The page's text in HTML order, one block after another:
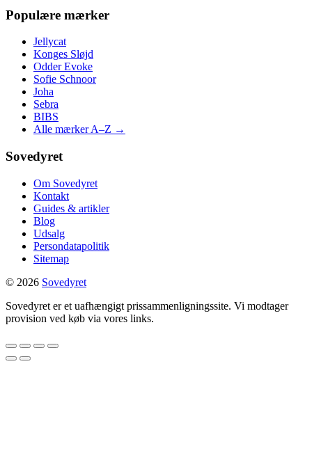
Populære mærker
Jellycat
Konges Sløjd
Odder Evoke
Sofie Schnoor
Joha
Sebra
BIBS
Alle mærker A–Z →
Sovedyret
Om Sovedyret
Kontakt
Guides & artikler
Blog
Udsalg
Persondatapolitik
Sitemap
© 2026 Sovedyret
Sovedyret er et uafhængigt prissammenligningssite. Vi modtager
provision ved køb via vores links.